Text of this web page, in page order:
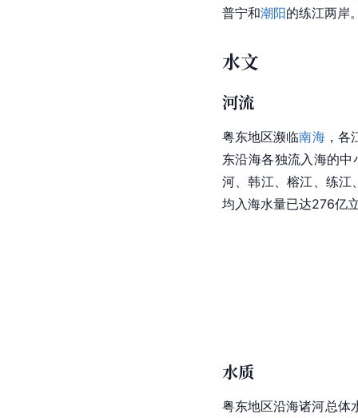
普宁和潮阳的练江两岸
水文
河流
粤东地区濒临南海，各
东沿海各独流入海的
河 、韩江、榕江 练江
均入海水量已达276亿
水质
粤东地区沿海诸河总体